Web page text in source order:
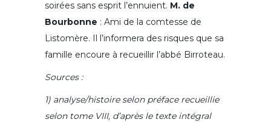
soirées sans esprit l’ennuient. M. de
Bourbonne : Ami de la comtesse de
Listomère. Il l’informera des risques que sa
famille encoure à recueillir l’abbé Birroteau.
Sources :
1) analyse/histoire selon préface recueillie
selon tome VIII, d’après le texte intégral